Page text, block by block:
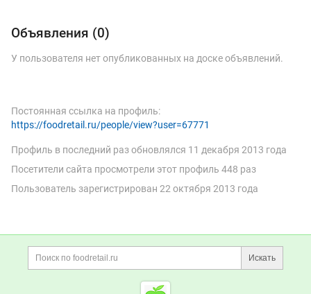
Объявления (0)
У пользователя нет опубликованных на доске объявлений.
Постоянная ссылка на профиль:
https://foodretail.ru/people/view?user=67771
Профиль в последний раз обновлялся 11 декабря 2013 года
Посетители сайта просмотрели этот профиль 448 раз
Пользователь зарегистрирован 22 октября 2013 года
Дополнительная информация
Поиск по сайту и
Искать
Cсылки на полезные